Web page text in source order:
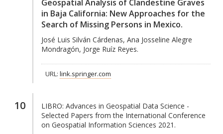
Geospatial Analysis of Clandestine Graves
in Baja California: New Approaches for the
Search of Missing Persons in Mexico.
José Luis Silván Cárdenas, Ana Josseline Alegre
Mondragón, Jorge Ruíz Reyes.
URL: link.springer.com
10 LIBRO: Advances in Geospatial Data Science -
Selected Papers from the International Conference
on Geospatial Information Sciences 2021.